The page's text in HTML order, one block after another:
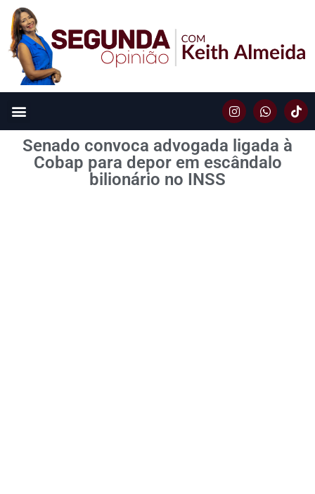
Senado convoca advogada ligada à
Cobap para depor em escândalo
bilionário no INSS